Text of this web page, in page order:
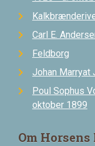
Carl E.
Feldborg
Johan Marryat
Poul Sophus
oktober 1899
Om